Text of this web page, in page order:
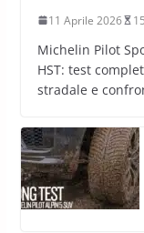
11 Aprile 2026
Michelin Pilot
HST: test
stradale e